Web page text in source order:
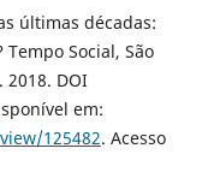
últimas décadas:
Social, São
2018. DOI
em:
125482. Acesso